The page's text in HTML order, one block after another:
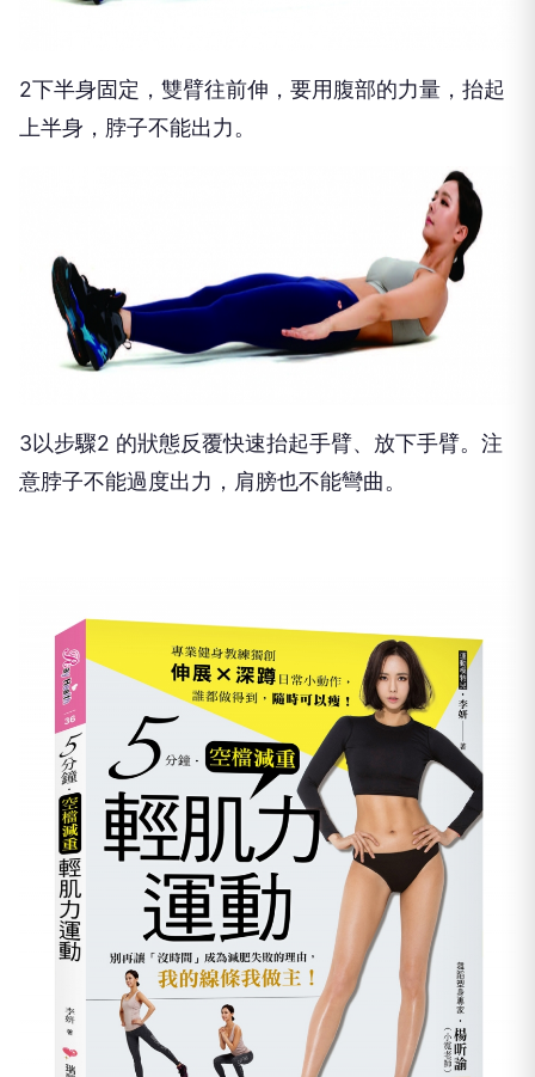
2下半身固定，雙臂往前伸，要用腹部的力量，抬起
上半身，脖子不能出力。
3以步驟2 的狀態反覆快速抬起手臂、放下手臂。注
意脖子不能過度出力，肩膀也不能彎曲。